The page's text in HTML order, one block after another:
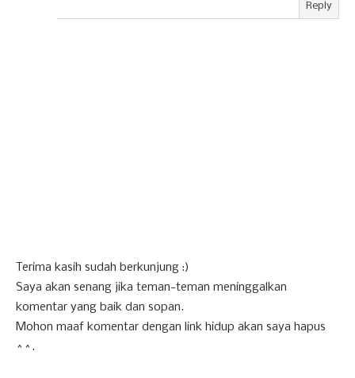
Reply
Terima kasih sudah berkunjung :)
Saya akan senang jika teman-teman meninggalkan
komentar yang baik dan sopan.
Mohon maaf komentar dengan link hidup akan saya hapus
^^.